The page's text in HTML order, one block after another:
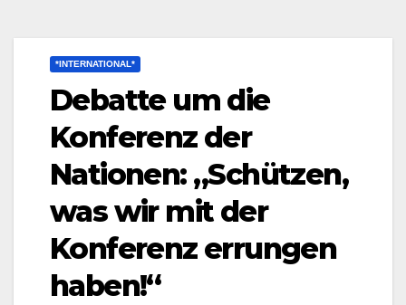
*INTERNATIONAL*
Debatte um die
Konferenz der
Nationen: „Schützen,
was wir mit der
Konferenz errungen
haben!“